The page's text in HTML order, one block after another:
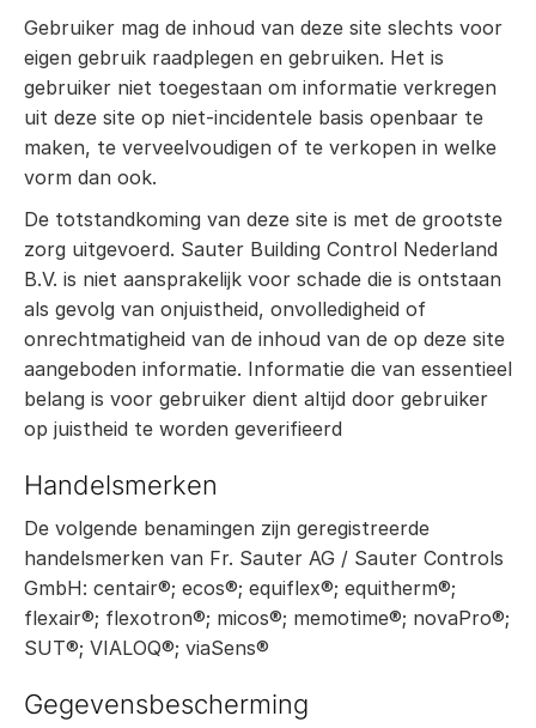
Gebruiker mag de inhoud van deze site slechts voor
eigen gebruik raadplegen en gebruiken. Het is
gebruiker niet toegestaan om informatie verkregen
uit deze site op niet-incidentele basis openbaar te
maken, te verveelvoudigen of te verkopen in welke
vorm dan ook.
De totstandkoming van deze site is met de grootste
zorg uitgevoerd. Sauter Building Control Nederland
B.V. is niet aansprakelijk voor schade die is ontstaan
als gevolg van onjuistheid, onvolledigheid of
onrechtmatigheid van de inhoud van de op deze site
aangeboden informatie. Informatie die van essentieel
belang is voor gebruiker dient altijd door gebruiker
op juistheid te worden geverifieerd
Handelsmerken
De volgende benamingen zijn geregistreerde
handelsmerken van Fr. Sauter AG / Sauter Controls
GmbH: centair®; ecos®; equiflex®; equitherm®;
flexair®; flexotron®; micos®; memotime®; novaPro®;
SUT®; VIALOQ®; viaSens®
Gegevensbescherming